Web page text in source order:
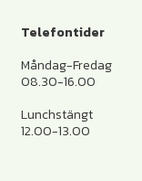
Telefontider
Måndag-Fredag
08.30-16.00
Lunchstängt
12.00-13.00